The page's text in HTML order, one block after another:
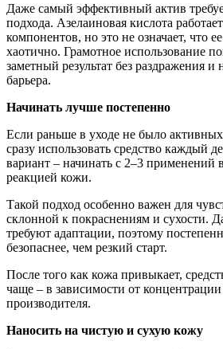
Даже самый эффективный актив
подхода. Азелаиновая кислота
компонентов, но это не означает, что
хаотично. Грамотное использование
заметный результат без раздражения
барьера.
Начинать лучше постепенно
Если раньше в уходе не было
сразу использовать средство каждый
вариант – начинать с 2–3 применений
реакцией кожи.
Такой подход особенно важен для
склонной к покраснениям и сухости.
требуют адаптации, поэтому
безопаснее, чем резкий старт.
После того как кожа привыкает,
чаще – в зависимости от
производителя.
Наносить на чистую и сухую кожу